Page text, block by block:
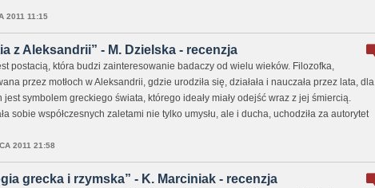
2011 11:15
z Aleksandrii” - M. Dzielska - recenzja
postacią, która budzi zainteresowanie badaczy od wielu wieków. Filozofka,
przez motłoch w Aleksandrii, gdzie urodziła się, działała i nauczała przez lata, dla
jest symbolem greckiego świata, którego ideały miały odejść wraz z jej śmiercią.
sobie współczesnych zaletami nie tylko umysłu, ale i ducha, uchodziła za autorytet
2011 21:58
grecka i rzymska” - K. Marciniak - recenzja